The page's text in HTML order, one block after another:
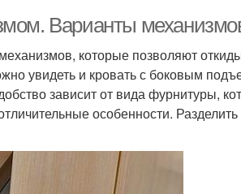
Варианты
которые позволяют
увидеть и кровать с боковым
зависит от вида фурнитуры,
особенности.